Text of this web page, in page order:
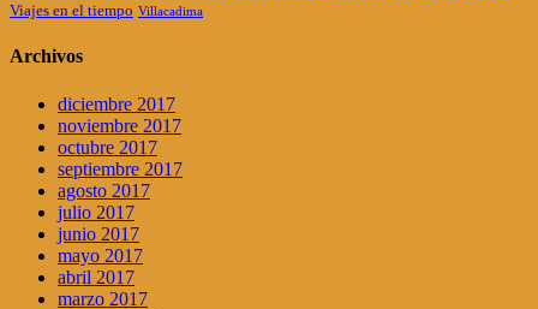
Viajes en el tiempo Villacadima
Archivos
diciembre 2017
noviembre 2017
octubre 2017
septiembre 2017
agosto 2017
julio 2017
junio 2017
mayo 2017
abril 2017
marzo 2017